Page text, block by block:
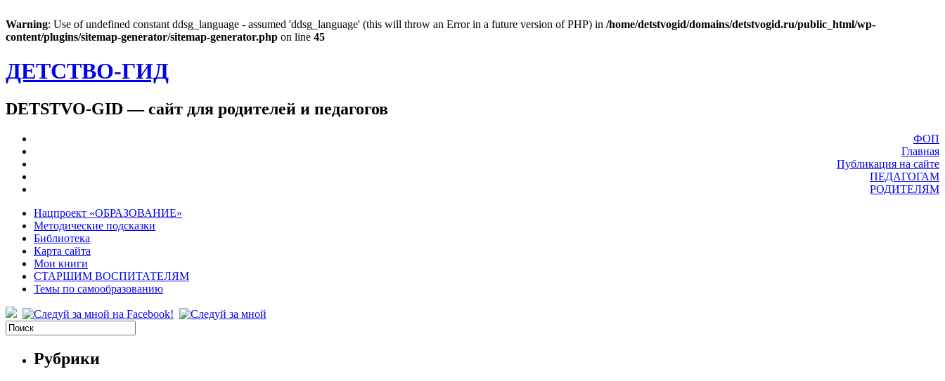
Warning: Use of undefined constant ddsg_language - assumed 'ddsg_language' (this will throw an Error in a future version of PHP) in /home/detstvogid/domains/detstvogid.ru/public_html/wp-
content/plugins/sitemap-generator/sitemap-generator.php on line 45
ДЕТСТВО-ГИД
DETSTVO-GID — сайт для родителей и педагогов
ФОП
Главная
Публикация на сайте
ПЕДАГОГАМ
РОДИТЕЛЯМ
Нацпроект «ОБРАЗОВАНИЕ»
Методические подсказки
Библиотека
Карта сайта
Мои книги
СТАРШИМ ВОСПИТАТЕЛЯМ
Темы по самообразованию
Рубрики